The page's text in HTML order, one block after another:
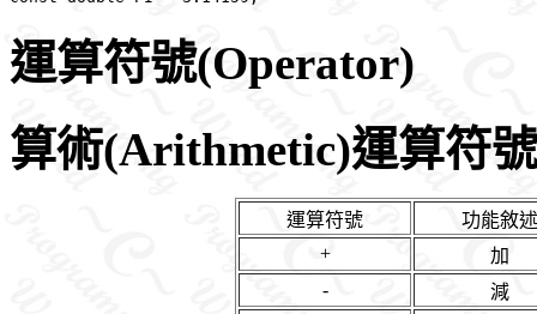
運算符號(Operator)
算術(Arithmetic)運算符號
運算符號
功能敘述
+
加
-
減